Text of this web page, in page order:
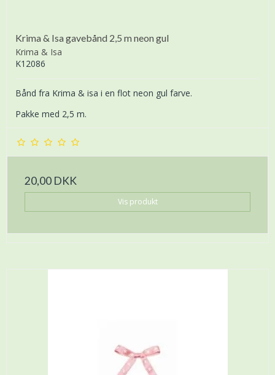
Krima & Isa gavebånd 2,5 m neon gul
Krima & Isa
K12086
Bånd fra Krima & isa i en flot neon gul farve.
Pakke med 2,5 m.
20,00 DKK
Vis produkt